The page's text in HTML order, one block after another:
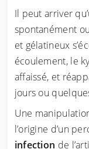
Il peut arriver
spontanément
et gélatineux
écoulement, le
affaissé, et
jours ou
Une
l’origine d’un
infection de